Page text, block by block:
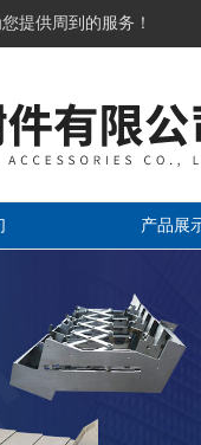
提供周到的服务！
产品展